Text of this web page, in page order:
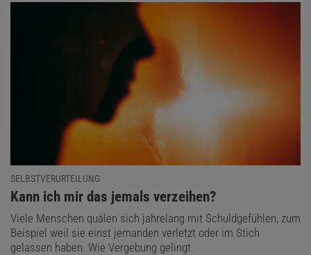
SELBSTVERURTEILUNG
:
Kann ich mir das jemals verzeihen?
Viele Menschen quälen sich jahrelang mit Schuldgefühlen, zum
Beispiel weil sie einst jemanden verletzt oder im Stich
gelassen haben. Wie Vergebung gelingt.